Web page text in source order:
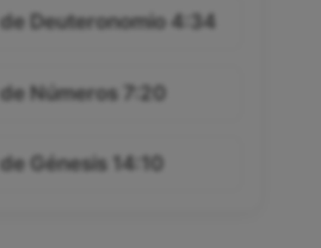
Deuteronomio 4:34
Números 7:20
Génesis 14:10